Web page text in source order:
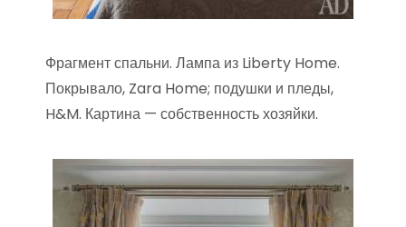
Фрагмент спальни. Лампа из Liberty Home.
Покрывало, Zara Home; подушки и пледы,
H&M. Картина — собственность хозяйки.